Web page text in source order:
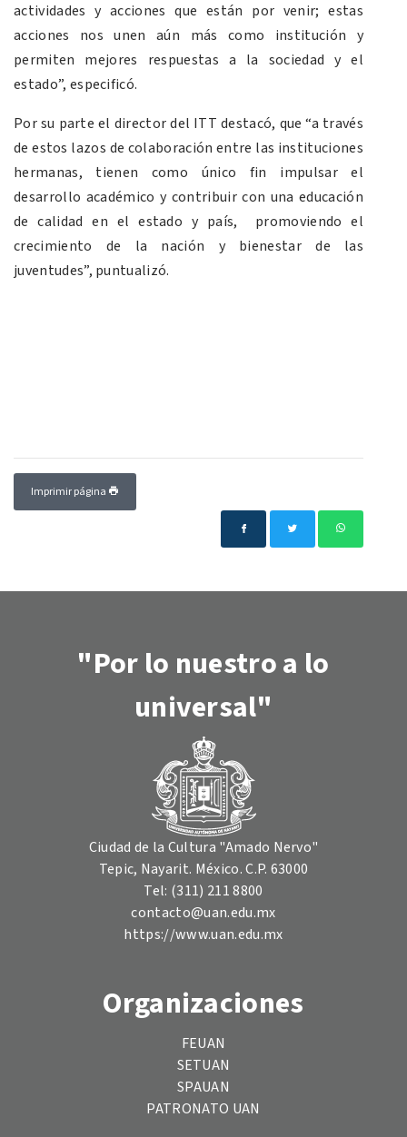
actividades y acciones que están por venir; estas
acciones nos unen aún más como institución y
permiten mejores respuestas a la sociedad y el
estado”, especificó.
Por su parte el director del ITT destacó, que “a través
de estos lazos de colaboración entre las instituciones
hermanas, tienen como único fin impulsar el
desarrollo académico y contribuir con una educación
de calidad en el estado y país, promoviendo el
crecimiento de la nación y bienestar de las
juventudes”, puntualizó.
Imprimir página
"Por lo nuestro a lo
universal"
Ciudad de la Cultura "Amado Nervo"
Tepic, Nayarit. México. C.P. 63000
Tel: (311) 211 8800
contacto@uan.edu.mx
https://www.uan.edu.mx
Organizaciones
FEUAN
SETUAN
SPAUAN
PATRONATO UAN